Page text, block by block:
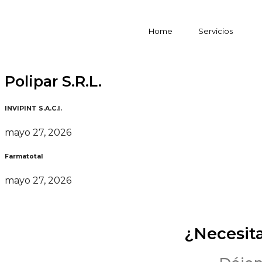
Home Servicios
Polipar S.R.L.
INVIPINT S.A.C.I.
mayo 27, 2026
Farmatotal
mayo 27, 2026